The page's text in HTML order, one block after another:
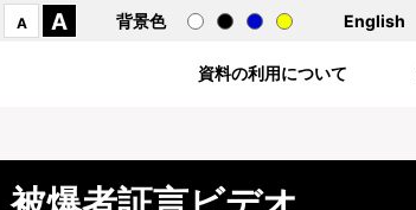
A A 背景色 English
資料の利用について